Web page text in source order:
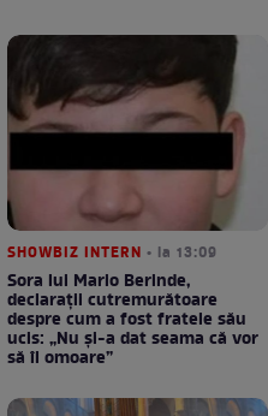
SHOWBIZ INTERN • la 13:09
Sora lui Mario Berinde,
declarații cutremurătoare
despre cum a fost fratele său
ucis: „Nu și-a dat seama că vor
să îl omoare”